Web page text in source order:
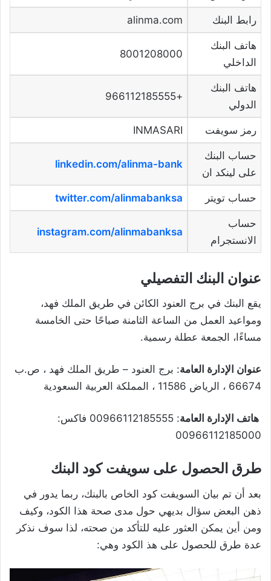
رابط البنك alinma.com
هاتف البنك
الداخلي
8001208000
هاتف البنك
الدولي
+966112185555
رمز سويفت INMASARI
حساب البنك
على لينكد ان
linkedin.com/alinma-bank
حساب تويتر twitter.com/alinmabanksa
حساب
الانستجرام
instagram.com/alinmabanksa
عنوان البنك التفصيلي
يقع البنك في برج العنود الكائن في طريق الملك فهد،
ومواعيد العمل من الساعة الثامنة صباحًا حتى الخامسة
مساءًا، الجمعة عطلة رسمية.
عنوان الإدارة العامة: برج العنود – طريق الملك فهد ، ص.ب
66674 ، الرياض 11586 ، المملكة العربية السعودية
هاتف الإدارة العامة
: 00966112185555 فاكس:
00966112185000
طرق الحصول على سويفت كود البنك
بعد أن تم بيان السويفت كود الخاص بالبنك، ربما يدور في
ذهن البعض سؤال بديهي حول مدى صحة هذا الكود، وكيف
ومن أين يمكن العثور عليه للتأكد من صحته، لذا سوف نذكر
عدة طرق للحصول على هذ الكود وهي: